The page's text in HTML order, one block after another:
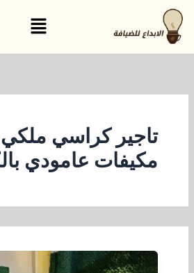
تخطي
إلى
المحتوى
القائمة
تاجير كراسي ملكي
مكيفات عامودي